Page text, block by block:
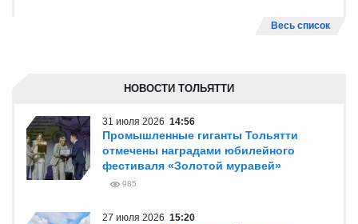
Весь список
НОВОСТИ ТОЛЬЯТТИ
31 июля 2026 14:56
Промышленные гиганты Тольятти
отмечены наградами юбилейного
фестиваля «Золотой муравей»
985
27 июля 2026 15:20